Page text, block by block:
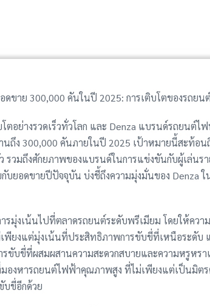
ดขาย 300,000 คันในปี 2025: การเติบโตของรถย
ตอย่างรวดเร็วทั่วโลก และ Denza แบรนด์รถยนต์ไ
ถึง 300,000 คันภายในปี 2025 เป้าหมายนี้สะท้อน
รวมถึงศักยภาพของแบรนด์ในการแข่งขันกับผู้เล่นร
กับยอดขายปีปัจจุบัน บ่งชี้ถึงความมุ่งมั่นของ Denza
รมุ่งเน้นไปที่ตลาดรถยนต์ระดับพรีเมียม โดยให้คว
เพียงแต่มุ่งเน้นที่ประสิทธิภาพการขับขี่ที่เหนือระดับ
ขับขี่ที่ผสมผสานความสะดวกสบายและความหรูหรา
องหารถยนต์ไฟฟ้าคุณภาพสูง ที่ไม่เพียงแต่เป็นมิต
บขี่อีกด้วย